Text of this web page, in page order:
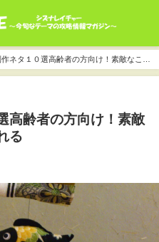
ネタ１０選高齢者の方向け！素敵なこい
高齢者の方向け！素敵
る